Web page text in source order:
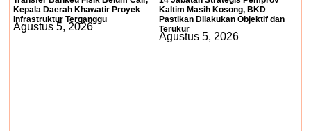
Kepala Daerah Khawatir Proyek
Infrastruktur Terganggu
Agustus 5, 2026
Kaltim Masih Kosong, BKD
Pastikan Dilakukan Objektif dan
Terukur
Agustus 5, 2026